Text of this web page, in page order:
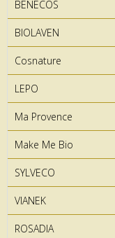
BENECOS
BIOLAVEN
Cosnature
LEPO
Ma Provence
Make Me Bio
SYLVECO
VIANEK
ROSADIA